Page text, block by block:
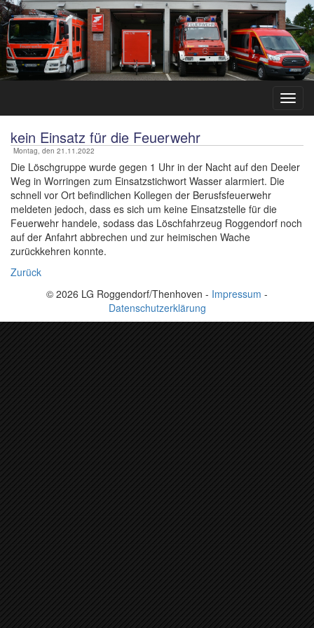
kein Einsatz für die Feuerwehr
Montag, den 21.11.2022
Die Löschgruppe wurde gegen 1 Uhr in der Nacht auf den Deeler
Weg in Worringen zum Einsatzstichwort Wasser alarmiert. Die
schnell vor Ort befindlichen Kollegen der Berusfsfeuerwehr
meldeten jedoch, dass es sich um keine Einsatzstelle für die
Feuerwehr handele, sodass das Löschfahrzeug Roggendorf noch
auf der Anfahrt abbrechen und zur heimischen Wache
zurückkehren konnte.
Zurück
© 2026 LG Roggendorf/Thenhoven - Impressum -
Datenschutzerklärung